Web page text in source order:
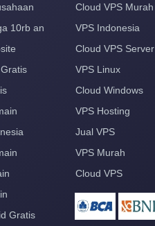
10rb an
Gratis
Cloud VPS Murah
VPS Indonesia
Cloud VPS Server
VPS Linux
Cloud Windows
VPS Hosting
Jual VPS
VPS Murah
Cloud VPS